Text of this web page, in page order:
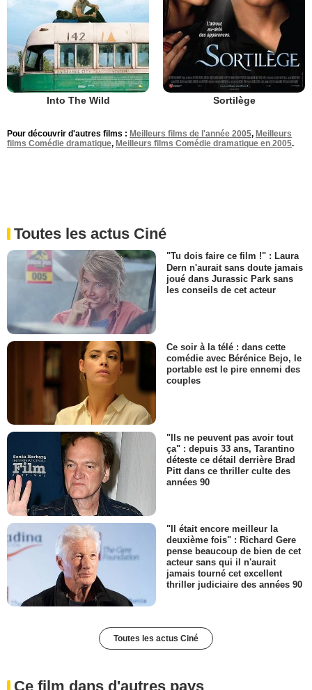
Into The Wild Sortilège
Pour découvrir d'autres films : Meilleurs films de l'année 2005, Meilleurs
films Comédie dramatique, Meilleurs films Comédie dramatique en 2005.
Toutes les actus Ciné
"Tu dois faire ce film !" : Laura
Dern n'aurait sans doute jamais
joué dans Jurassic Park sans
les conseils de cet acteur
Ce soir à la télé : dans cette
comédie avec Bérénice Bejo, le
portable est le pire ennemi des
couples
"Ils ne peuvent pas avoir tout
ça" : depuis 33 ans, Tarantino
déteste ce détail derrière Brad
Pitt dans ce thriller culte des
années 90
"Il était encore meilleur la
deuxième fois" : Richard Gere
pense beaucoup de bien de cet
acteur sans qui il n'aurait
jamais tourné cet excellent
thriller judiciaire des années 90
Toutes les actus Ciné
Ce film dans d'autres pays